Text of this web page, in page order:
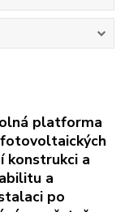
platforma
konstrukci a
a
po